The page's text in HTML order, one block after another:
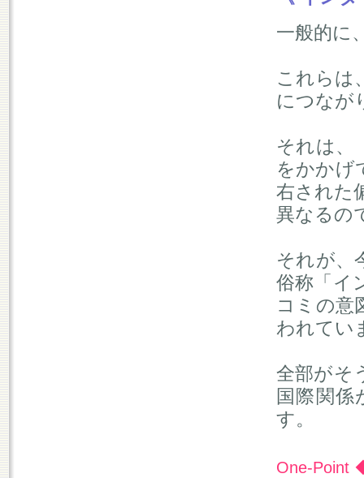
一般的に
これらは
につなが
それは、
をかかげ
右された
異なるの
それが、
俗称「イ
コミの意
われてい
全部がそ
国際関
す。
One-Point